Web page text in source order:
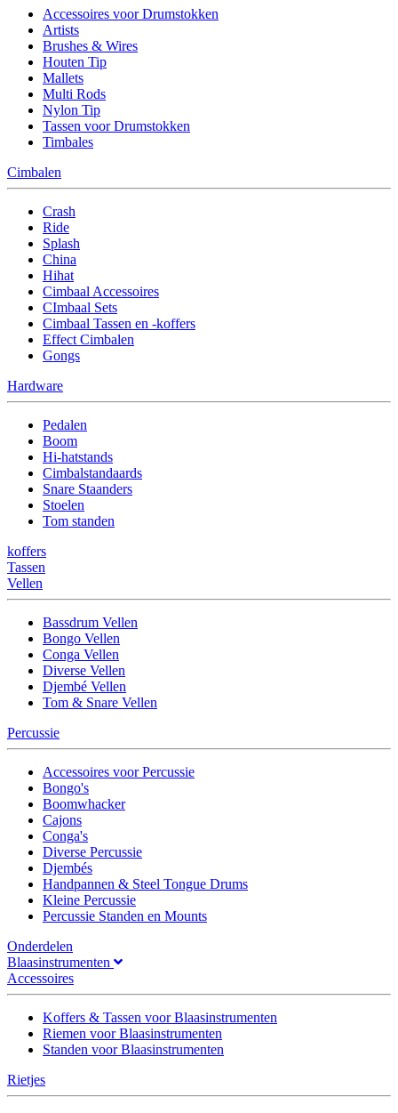
Accessoires voor Drumstokken
Artists
Brushes & Wires
Houten Tip
Mallets
Multi Rods
Nylon Tip
Tassen voor Drumstokken
Timbales
Cimbalen
Crash
Ride
Splash
China
Hihat
Cimbaal Accessoires
CImbaal Sets
Cimbaal Tassen en -koffers
Effect Cimbalen
Gongs
Hardware
Pedalen
Boom
Hi-hatstands
Cimbalstandaards
Snare Staanders
Stoelen
Tom standen
koffers
Tassen
Vellen
Bassdrum Vellen
Bongo Vellen
Conga Vellen
Diverse Vellen
Djembé Vellen
Tom & Snare Vellen
Percussie
Accessoires voor Percussie
Bongo's
Boomwhacker
Cajons
Conga's
Diverse Percussie
Djembés
Handpannen & Steel Tongue Drums
Kleine Percussie
Percussie Standen en Mounts
Onderdelen
Blaasinstrumenten
Accessoires
Koffers & Tassen voor Blaasinstrumenten
Riemen voor Blaasinstrumenten
Standen voor Blaasinstrumenten
Rietjes